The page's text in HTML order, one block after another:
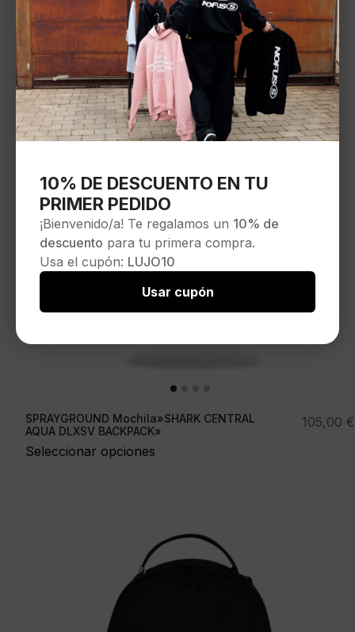
SPRAYGROUND Mochila»SHARK CENTRAL
AQUA DLXSV BACKPACK»
Seleccionar opciones
105,00 €
10% DE DESCUENTO EN TU
PRIMER PEDIDO
¡Bienvenido/a! Te regalamos un 10% de
descuento para tu primera compra.
Usa el cupón: LUJO10
Usar cupón